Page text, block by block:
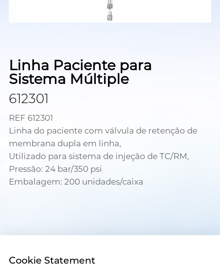
Linha Paciente para
Sistema Múltiple
612301
REF 612301
Linha do paciente com válvula de retenção de
membrana dupla em linha,
Utilizado para sistema de injeção de TC/RM,
Pressão: 24 bar/350 psi
Embalagem: 200 unidades/caixa
Cookie Statement